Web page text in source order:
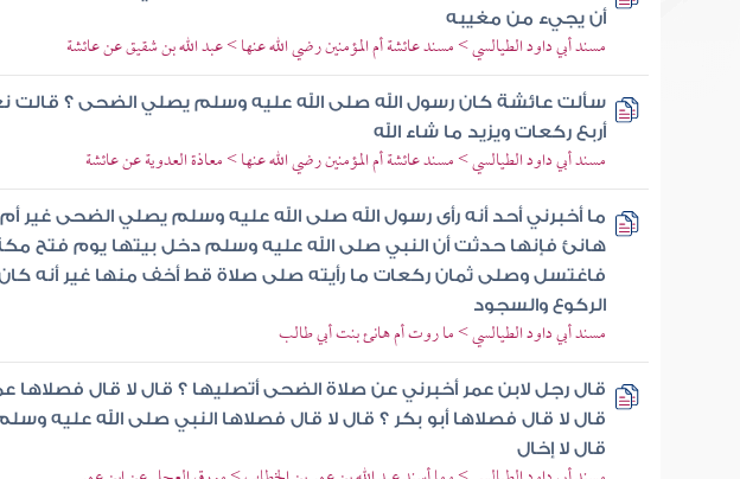
أن يجيء من مغيبه
مسند أبي داود الطيالسي > مسند عائشة أم المؤمنين رضي الله عنها > عبد الله بن شقيق عن عائشة
سألت عائشة كان رسول الله صلى الله عليه وسلم يصلي الضحى ؟ قالت
أربع ركعات ويزيد ما شاء الله
مسند أبي داود الطيالسي > مسند عائشة أم المؤمنين رضي الله عنها > معاذة العدوية عن عائشة
ما أخبرني أحد أنه رأى رسول الله صلى الله عليه وسلم يصلي الضحى غير أم
هانئ فإنها حدثت أن النبي صلى الله عليه وسلم دخل بيتها يوم فتح
فاغتسل وصلى ثمان ركعات ما رأيته صلى صلاة قط أخف منها غير أنه
الركوع والسجود
مسند أبي داود الطيالسي > ما روت أم هانئ بنت أبي طالب
قال رجل لابن عمر أخبرني عن صلاة الضحى أتصليها ؟ قال لا قال فصلاها
قال لا قال فصلاها أبو بكر ؟ قال لا قال فصلاها النبي صلى الله عليه
قال لا إخال